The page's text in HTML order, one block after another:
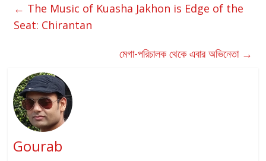
← The Music of Kuasha Jakhon is Edge of the
Seat: Chirantan
মেগা-পরিচালক থেকে এবার অভিনেতা →
Gourab